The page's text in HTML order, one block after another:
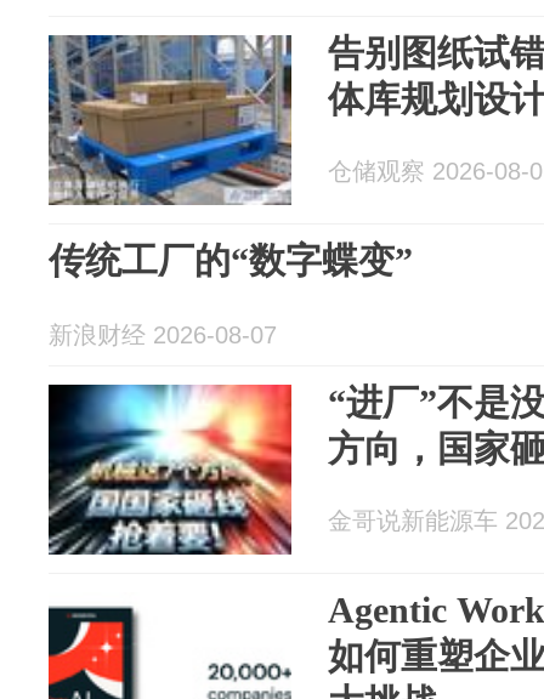
告别图纸试
体库规划设
仓储观察 2026-08-
传统工厂的“数字蝶变”
新浪财经 2026-08-07
“进厂”不是
方向，国家
金哥说新能源车
Agentic
如何重塑企